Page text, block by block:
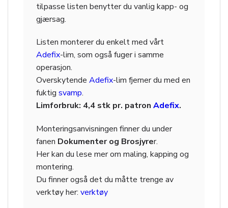
tilpasse listen benytter du vanlig kapp- og
gjærsag.
Listen monterer du enkelt med vårt
Adefix-lim, som også fuger i samme
operasjon.
Overskytende Adefix-lim fjerner du med en
fuktig svamp.
Limforbruk: 4,4 stk pr. patron Adefix.
Monteringsanvisningen finner du under
fanen Dokumenter og Brosjyrer.
Her kan du lese mer om maling, kapping og
montering.
Du finner også det du måtte trenge av
verktøy her: verktøy